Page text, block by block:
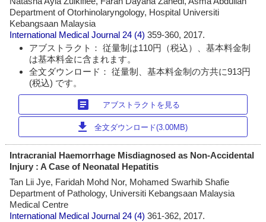
Department of Otorhinolaryngology, Hospital Universiti
Kebangsaan Malaysia
International Medical Journal 24 (4)359-360, 2017.
アブストラクト： 従量制は110円（税込）、基本料金制
は基本料金に含まれます。
全文ダウンロード： 従量制、基本料金制の方共に913円
(税込) です。
article アブストラクトを見る
download 全文ダウンロード(3.00MB)
Intracranial Haemorrhage Misdiagnosed as Non-Accidental
Injury : A Case of Neonatal Hepatitis
Tan Lii Jye, Faridah Mohd Nor, Mohamed Swarhib Shafie
Department of Pathology, Universiti Kebangsaan Malaysia
Medical Centre
International Medical Journal 24 (4)361-362, 2017.